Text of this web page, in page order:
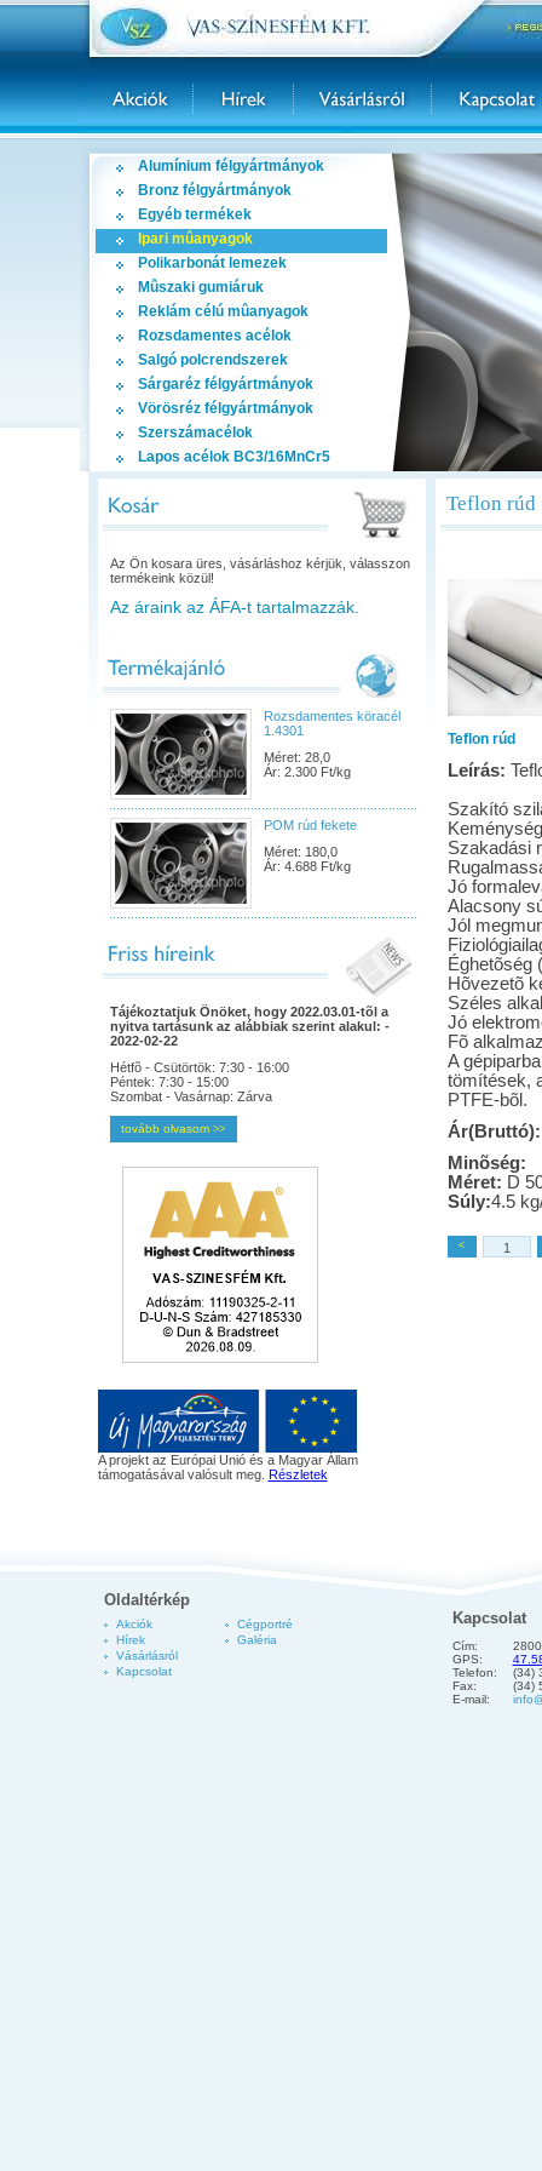
Alumínium félgyártmányok
Bronz félgyártmányok
Egyéb termékek
Ipari mûanyagok
Polikarbonát lemezek
Mûszaki gumiáruk
Reklám célú mûanyagok
Rozsdamentes acélok
Salgó polcrendszerek
Sárgaréz félgyártmányok
Vörösréz félgyártmányok
Szerszámacélok
Lapos acélok BC3/16MnCr5
Az Ön kosara üres, vásárláshoz kérjük, válasszon
termékeink közül!
Az áraink az ÁFA-t tartalmazzák.
Rozsdamentes köracél
1.4301
Méret: 28,0
Ár: 2.300 Ft/kg
POM rúd fekete
Méret: 180,0
Ár: 4.688 Ft/kg
Tájékoztatjuk Önöket, hogy 2022.03.01-tõl a
nyitva tartásunk az alábbiak szerint alakul: -
2022-02-22
Hétfõ - Csütörtök: 7:30 - 16:00
Péntek: 7:30 - 15:00
Szombat - Vasárnap: Zárva
tovább olvasom >>
A projekt az Európai Unió és a Magyar Állam
támogatásával valósult meg. Részletek
Teflon rúd
Teflon rúd
Leírás:
Szakító
Szakadási
Jó
Alacsony
Jól
Éghetõség
Hõvezetõ
Széles
Jó
Fõ
A
tömítések,
PTFE-bõl.
Ár(Bruttó):
Minõség:
Méret: D
Súly:4.5
<
Oldaltérkép
Akciók
Hírek
Vásárlásról
Kapcsolat
Cégportré
Galéria
Kapcsolat
Cím:
GPS:
Telefon:
(34)
Fax:
(34)
E-mail: